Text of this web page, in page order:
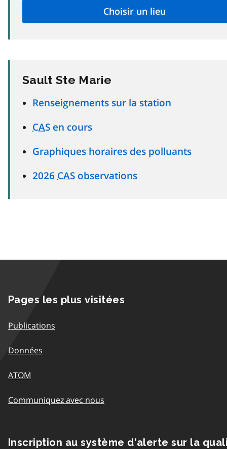
Sault Ste Marie
Renseignements sur la station
CAS en cours
Graphiques horaires des polluants
2026 CAS observations
Pages les plus visitées
Publications
Données
ATOM
Communiquez avec nous
Inscription au système d’alerte sur la